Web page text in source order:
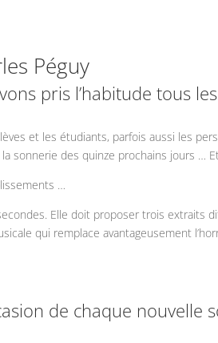
Péguy
pris l’habitude tous
et les étudiants, parfois aussi les
sonnerie des quinze prochains jours …
…
Elle doit proposer trois extraits
qui remplace avantageusement
de chaque nouvelle